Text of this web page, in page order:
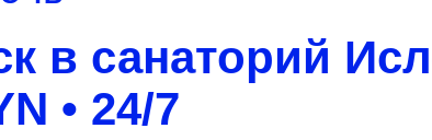
в санаторий
• 24/7